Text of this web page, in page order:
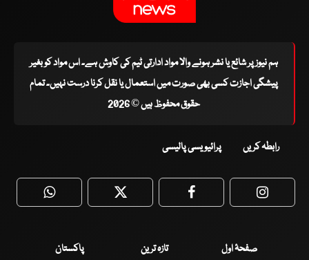
ہم نیوز پر شائع یا نشر ہونے والا مواد ادارتی ٹیم کی کاوش ہے۔ اس مواد کو بغیر
پیشگی اجازت کسی بھی صورت میں استعمال یا نقل کرنا درست نہیں۔ تمام
حقوق محفوظ ہیں © 2026
رابطہ کریں پرائیویسی پالیسی
WhatsApp Twitter Facebook
صفحۂ اول تازہ ترین
پاکستان